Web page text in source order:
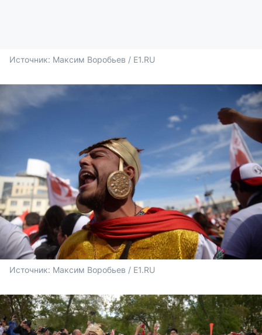
Источник: Максим Воробьев / E1.RU
Источник: Максим Воробьев / E1.RU